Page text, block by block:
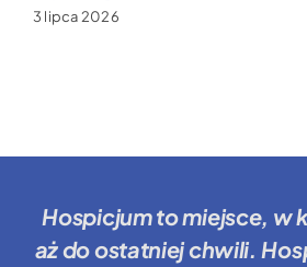
3 lipca 2026
Hospicjum to miejsce, w
aż do ostatniej chwili.